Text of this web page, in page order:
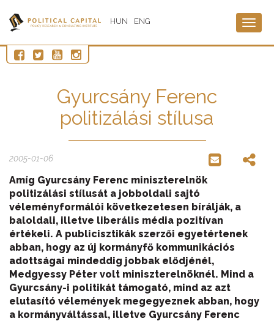
HUN ENG
Gyurcsány Ferenc
politizálási stílusa
2005-01-06
Amíg Gyurcsány Ferenc miniszterelnök
politizálási stílusát a jobboldali sajtó
véleményformálói következetesen bírálják, a
baloldali, illetve liberális média pozitívan
értékeli. A publicisztikák szerzői egyetértenek
abban, hogy az új kormányfő kommunikációs
adottságai mindeddig jobbak elődjénél,
Medgyessy Péter volt miniszterelnöknél. Mind a
Gyurcsány-i politikát támogató, mind az azt
elutasító vélemények megegyeznek abban, hogy
a kormányváltással, illetve Gyurcsány Ferenc